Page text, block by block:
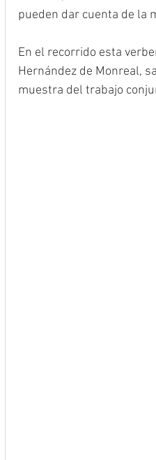
pueden dar cuenta de la
En el recorrido esta
Hernández de Monreal,
muestra del trabajo